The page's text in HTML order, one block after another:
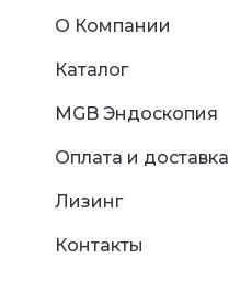
О Компании
Каталог
MGB Эндоскопия
Оплата и доставка
Лизинг
Контакты